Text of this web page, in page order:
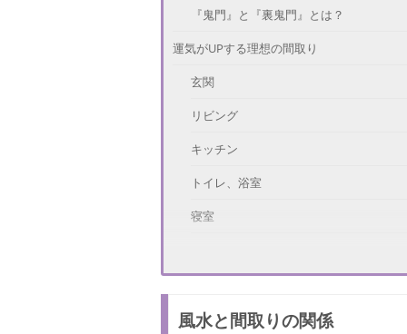
『鬼門』と『裏鬼門』とは？
運気がUPする理想の間取り
玄関
リビング
キッチン
トイレ、浴室
寝室
玄関
風水と間取りの関係